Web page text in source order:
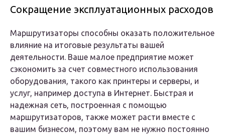
Сокращение эксплуатационных расходов
Маршрутизаторы способны оказать положительное
влияние на итоговые результаты вашей
деятельности. Ваше малое предприятие может
сэкономить за счет совместного использования
оборудования, такого как принтеры и серверы, и
услуг, например доступа в Интернет. Быстрая и
надежная сеть, построенная с помощью
маршрутизаторов, также может расти вместе с
вашим бизнесом, поэтому вам не нужно постоянно